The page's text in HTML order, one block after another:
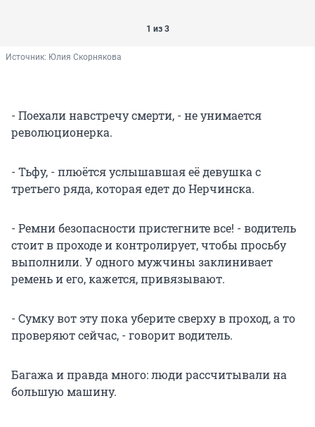
1 из 3
Источник: Юлия Скорнякова
- Поехали навстречу смерти, - не унимается
революционерка.
- Тьфу, - плюётся услышавшая её девушка с
третьего ряда, которая едет до Нерчинска.
- Ремни безопасности пристегните все! - водитель
стоит в проходе и контролирует, чтобы просьбу
выполнили. У одного мужчины заклинивает
ремень и его, кажется, привязывают.
- Сумку вот эту пока уберите сверху в проход, а то
проверяют сейчас, - говорит водитель.
Багажа и правда много: люди рассчитывали на
большую машину.